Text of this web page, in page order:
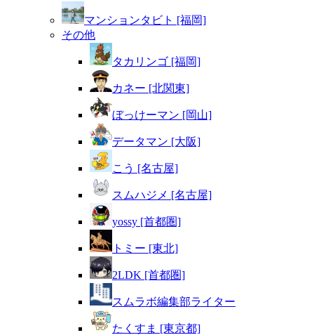
マンションタビト [福岡]
その他
タカリンゴ [福岡]
カネー [北関東]
ぼっけーマン [岡山]
データマン [大阪]
こう [名古屋]
スムハジメ [名古屋]
yossy [首都圏]
トミー [東北]
2LDK [首都圏]
スムラボ編集部ライター
たくすま [東京都]